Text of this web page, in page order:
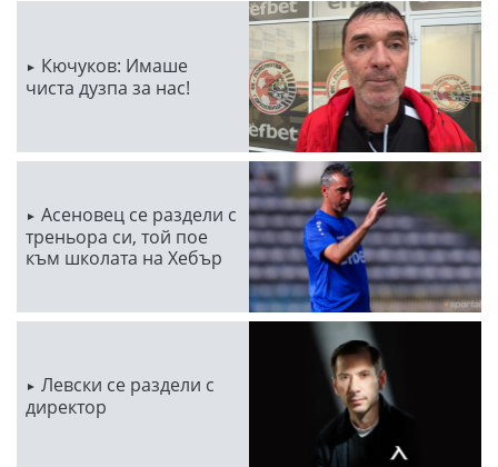
Кючуков: Имаше
чиста дузпа за нас!
Асеновец се раздели с
треньора си, той пое
към школата на Хебър
Левски се раздели с
директор